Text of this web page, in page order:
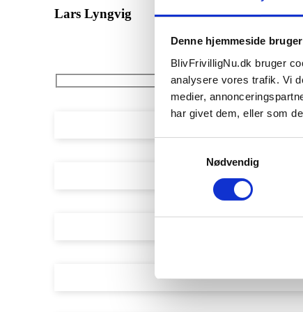
Denne hjemmeside
BlivFrivilligNu.dk bruger
analysere vores trafik. Vi
medier,
har givet dem, eller som
Nødvendig
Lars Lyngvig